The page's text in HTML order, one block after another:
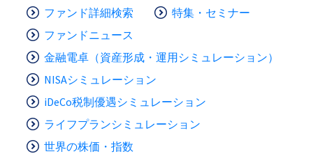
ファンド詳細検索
特集・セミナー
ファンドニュース
金融電卓（資産形成・運用シミュレーション）
NISAシミュレーション
iDeCo税制優遇シミュレーション
ライフプランシミュレーション
世界の株価・指数